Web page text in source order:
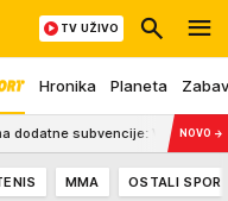
Hronika Planeta
TV UŽIVO
subvencije: Vučić poručioNOVO →
MMA OSTALI